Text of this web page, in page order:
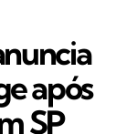
após
SP